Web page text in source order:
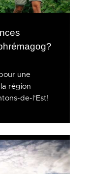
une
région
de-l’Est!